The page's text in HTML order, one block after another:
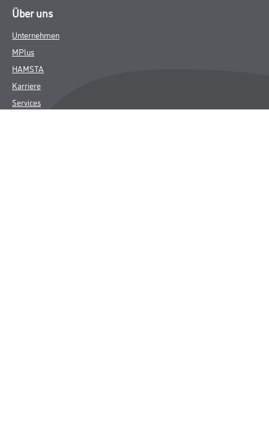
Über uns
Unternehmen
MPlus
HAMSTA
Karriere
Services